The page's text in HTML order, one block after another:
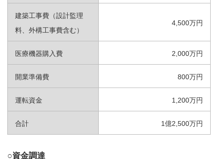
建築工事費（設計監理
料、外構工事費含む）
4,500万円
医療機器購入費 2,000万円
開業準備費 800万円
運転資金 1,200万円
合計 1億2,500万円
○資金調達